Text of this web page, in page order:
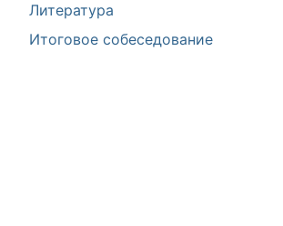
Литература
Итоговое собеседование